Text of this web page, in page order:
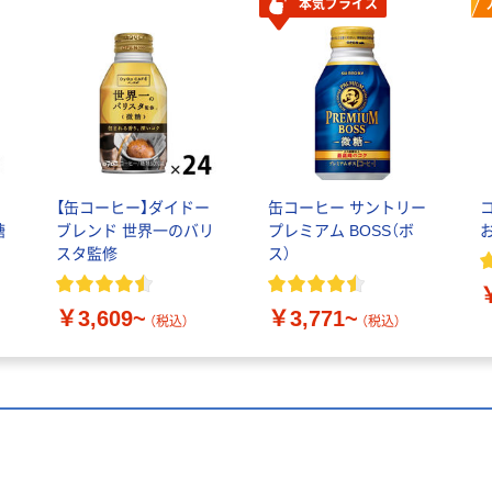
【缶コーヒー】ダイドー
ブレンド 世界一のバリ
スタ監修
￥3,609~ （税込）
本気プライス
缶コーヒー サントリー
プレミアム BOSS（ボ
ス）
￥3,771~ （税込）